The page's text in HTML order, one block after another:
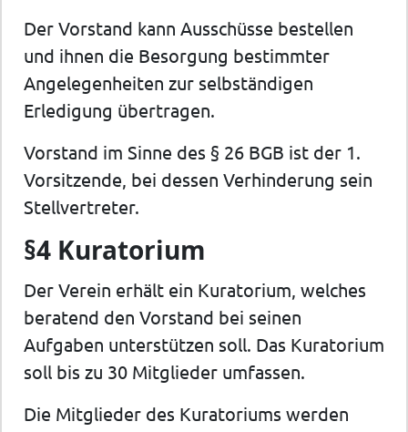
Der Vorstand kann Ausschüsse bestellen
und ihnen die Besorgung bestimmter
Angelegenheiten zur selbständigen
Erledigung übertragen.
Vorstand im Sinne des § 26 BGB ist der 1.
Vorsitzende, bei dessen Verhinderung sein
Stellvertreter.
§4 Kuratorium
Der Verein erhält ein Kuratorium, welches
beratend den Vorstand bei seinen
Aufgaben unterstützen soll. Das Kuratorium
soll bis zu 30 Mitglieder umfassen.
Die Mitglieder des Kuratoriums werden